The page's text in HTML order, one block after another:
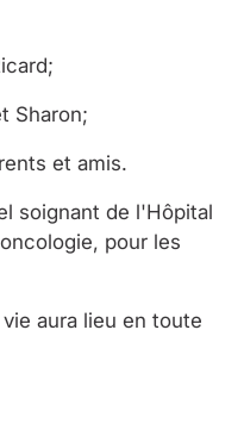
Sharon;
et amis.
soignant de l'Hôpital
pour les
aura lieu en toute